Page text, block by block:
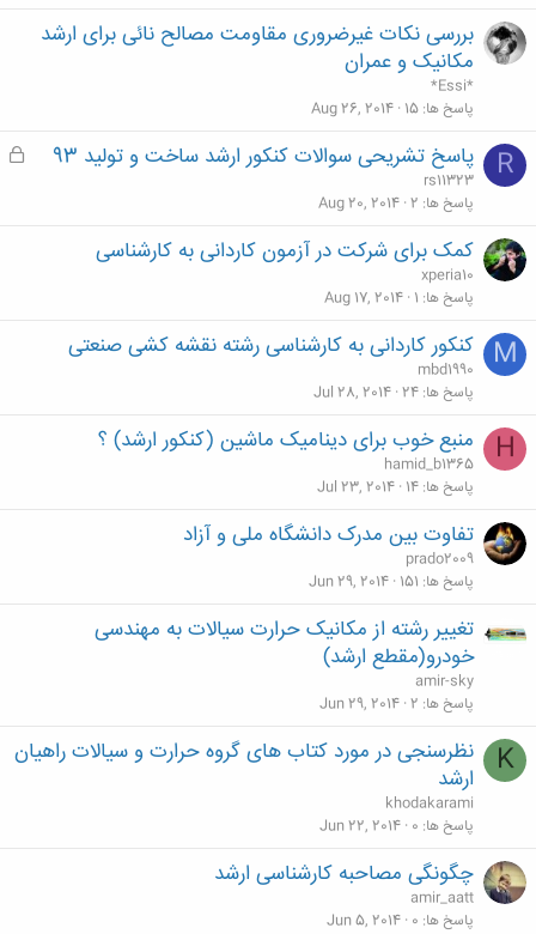
بررسی نکات غیرضروری مقاومت مصالح نائی برای ارشد
مکانیک و عمران
*Essi*
پاسخ ها 15
Aug 26, 2014
R
ق
پاسخ تشریحی سوالات کنکور ارشد ساخت و تولید 93
rs11323
پاسخ ها 2
Aug 20, 2014
کمک برای شرکت در آزمون کاردانی به کارشناسی
xperia10
پاسخ ها 1
Aug 17, 2014
M کنکور کاردانی به کارشناسی رشته نقشه کشی صنعتی
mbd1990
پاسخ ها 24
Jul 28, 2014
H منبع خوب برای دینامیک ماشین (کنکور ارشد) ؟
hamid_b1365
پاسخ ها 14
Jul 23, 2014
تفاوت بین مدرک دانشگاه ملی و آزاد
prado2009
پاسخ ها 151
Jun 29, 2014
تغییر رشته از مکانیک حرارت سیالات به مهندسی
خودرو(مقطع ارشد)
amir-sky
پاسخ ها 2
Jun 29, 2014
K
نظرسنجی در مورد کتاب های گروه حرارت و سیالات راهیان
ارشد
khodakarami
پاسخ ها 0
Jun 22, 2014
چگونگی مصاحبه کارشناسی ارشد
amir_aatt
پاسخ ها 0
Jun 5, 2014